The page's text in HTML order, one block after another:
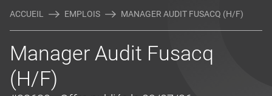
ACCUEIL EMPLOIS MANAGER AUDIT FUSACQ (H/F)
Manager Audit Fusacq
(H/F)